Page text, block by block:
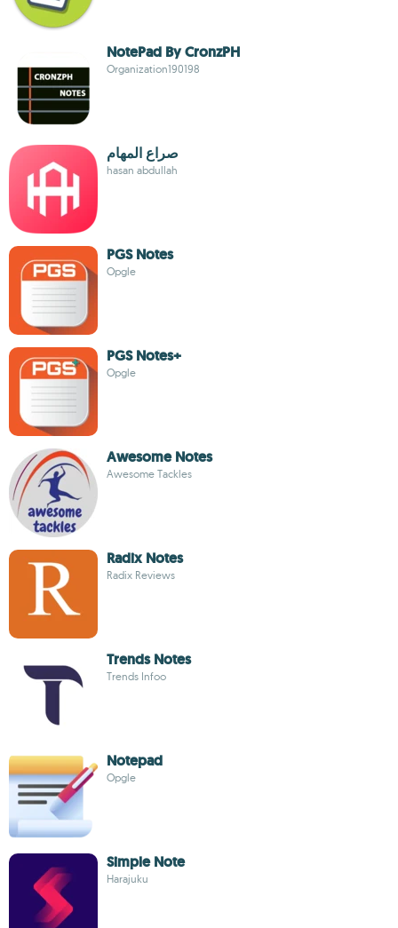
NotePad By CronzPH
Organization190198
صراع المهام
hasan abdullah
PGS Notes
Opgle
PGS Notes+
Opgle
Awesome Notes
Awesome Tackles
Radix Notes
Radix Reviews
Trends Notes
Trends Infoo
Notepad
Opgle
Simple Note
Harajuku